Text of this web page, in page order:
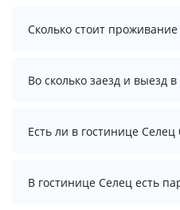
Сколько стоит
Чтобы увидеть
гостинице Селец,
Во сколько заезд и выезд
Заезд возможен после
осуществить до 12:00.
Есть ли в гостинице Селец
В гостинице Селец нет
В гостинице Селец есть